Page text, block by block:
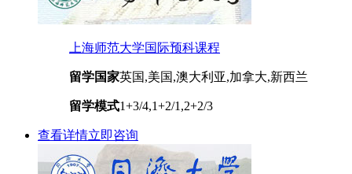
上海师范大学国际预科课程
留学国家英国,美国,澳大利亚,加拿大,新西兰
留学模式1+3/4,1+2/1,2+2/3
查看详情立即咨询